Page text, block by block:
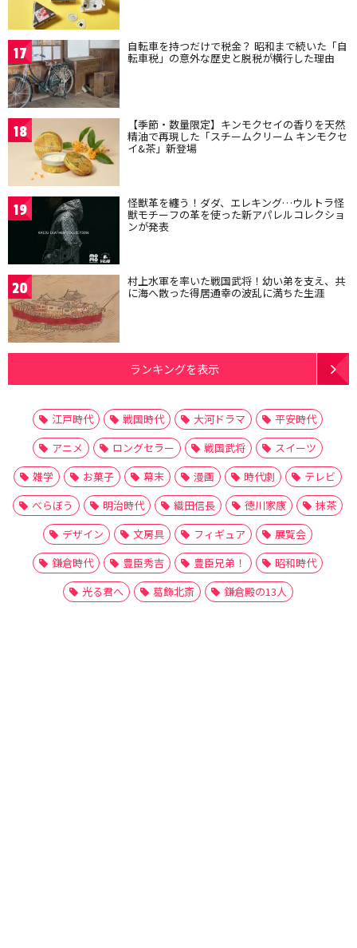
17 自転車を持つだけで税金？ 昭和まで続いた「自
転車税」の意外な歴史と脱税が横行した理由
18 【季節・数量限定】キンモクセイの香りを天然
精油で再現した「スチームクリーム キンモクセ
イ&茶」新登場
19 怪獣革を纏う！ダダ、エレキング…ウルトラ怪
獣モチーフの革を使った新アパレルコレクショ
ンが発表
20 村上水軍を率いた戦国武将！幼い弟を支え、共
に海へ散った得居通幸の波乱に満ちた生涯
ランキングを表示
江戸時代 戦国時代 大河ドラマ
平安時代
アニメ
ロングセラー 戦国武将
スイーツ
雑学
お菓子 幕末 漫画 時代劇
テレビ
べらぼう
明治時代 織田信長 徳川家康
抹茶
デザイン
文房具 フィギュア
展覧会
鎌倉時代
豊臣秀吉 豊臣兄弟！
昭和時代
光る君へ
葛飾北斎 鎌倉殿の13人